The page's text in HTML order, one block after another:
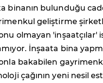
binanın bulunduğu
geliştirme
olmayan 'inşaatçılar'
İnşaata bina
bakabilen
çağının yeni nesil